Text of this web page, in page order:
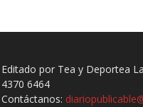
Editado por Tea y Deportea
4370 6464
Contáctanos: